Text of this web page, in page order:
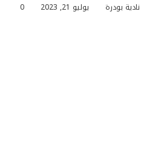
نادية بودرة يوليو 21, 2023 0